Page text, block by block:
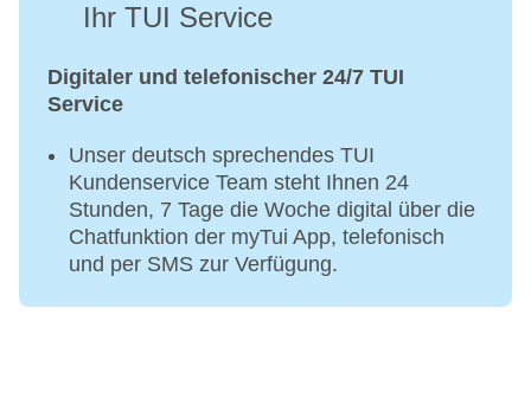
Ihr TUI Service
Digitaler und telefonischer 24/7 TUI
Service
Unser deutsch sprechendes TUI
Kundenservice Team steht Ihnen 24
Stunden, 7 Tage die Woche digital über die
Chatfunktion der myTui App, telefonisch
und per SMS zur Verfügung.